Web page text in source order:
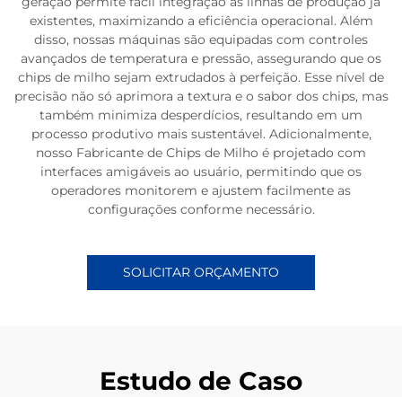
existentes, maximizando a eficiência operacional. Além
disso, nossas máquinas são equipadas com controles
avançados de temperatura e pressão, assegurando que os
chips de milho sejam extrudados à perfeição. Esse nível de
precisão não só aprimora a textura e o sabor dos chips, mas
também minimiza desperdícios, resultando em um
processo produtivo mais sustentável. Adicionalmente,
nosso Fabricante de Chips de Milho é projetado com
interfaces amigáveis ao usuário, permitindo que os
operadores monitorem e ajustem facilmente as
configurações conforme necessário.
SOLICITAR ORÇAMENTO
Estudo de Caso